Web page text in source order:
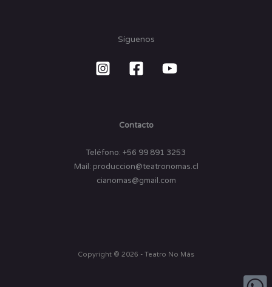
Síguenos
Contacto
Teléfono: +56 99 891 3253
Mail: produccion@teatronomas.cl
cianomas@gmail.com
Copyright © 2026 - Teatro No Más